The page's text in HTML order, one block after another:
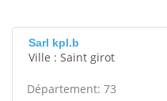
Sarl kpl.b
Ville : Saint girot
Département: 73